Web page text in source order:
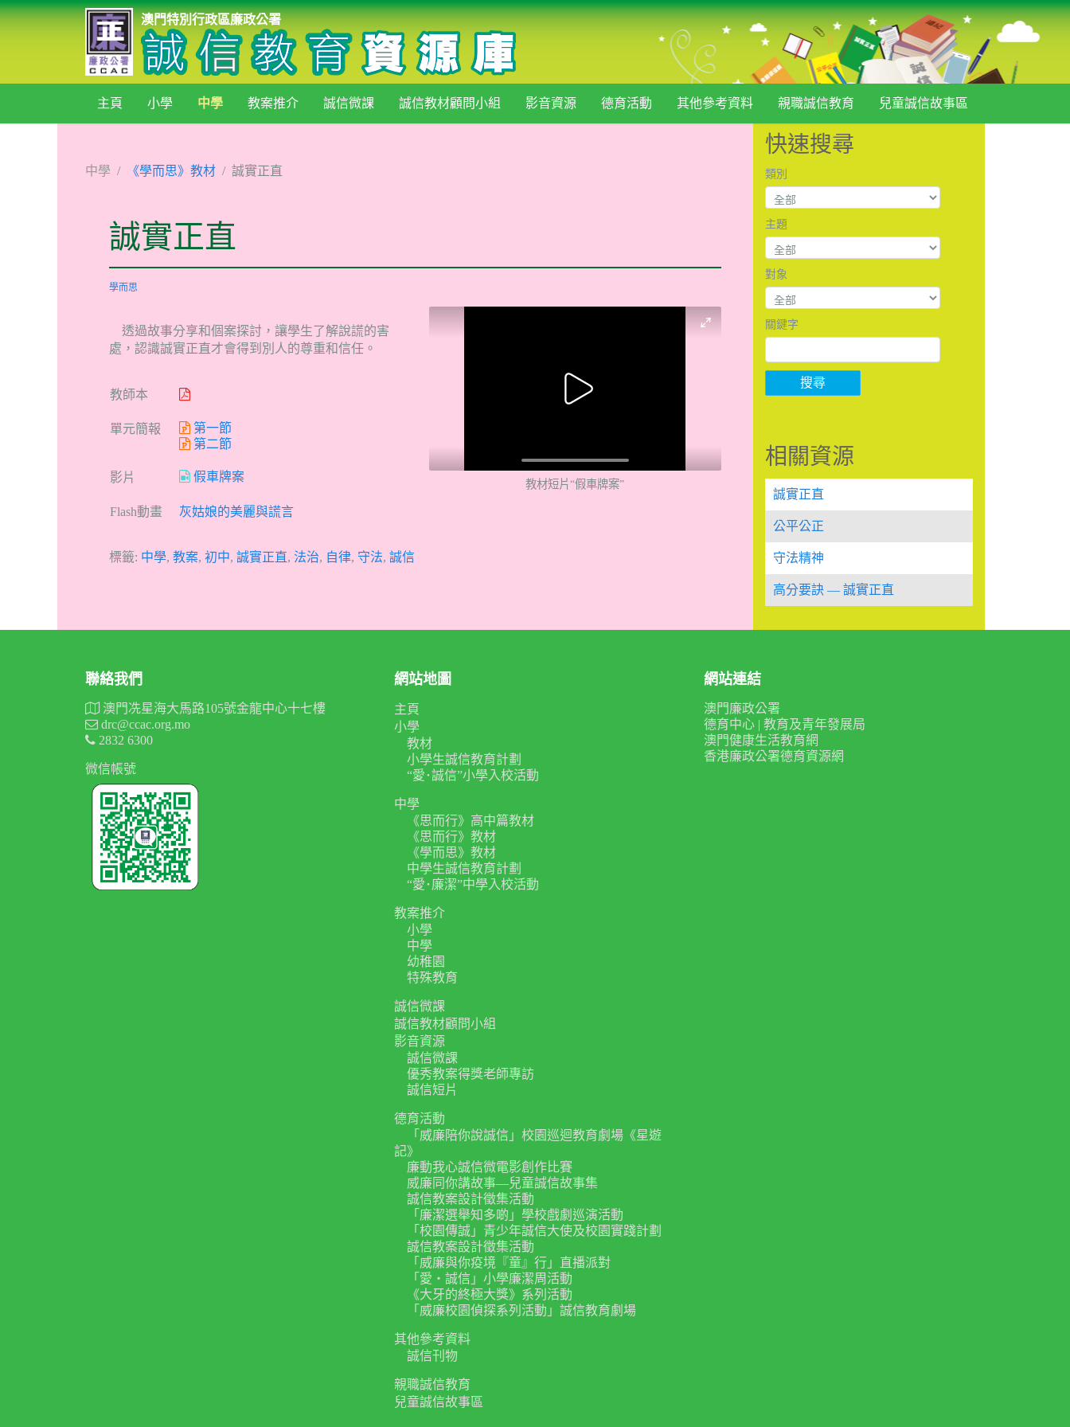
澳門特別行政區廉政公署
主頁 小學 中學 教案推介 誠信微課 誠信教材顧問小組 影音資源 德育活動 其他參考資料 親職誠信教育 兒童誠信故事區
中學 《學而思》教材 誠實正直
誠實正直
學而思
透過故事分享和個案探討，讓學生了解說謊的害
處，認識誠實正直才會得到別人的尊重和信任。
教師本
單元簡報
第一節
第二節
影片 假車牌案
Flash動畫 灰姑娘的美麗與謊言
教材短片“假車牌案”
標籤: 中學, 教案, 初中, 誠實正直, 法治, 自律, 守法, 誠信
快速搜尋
類別
主題
對象
關鍵字
搜尋
相關資源
誠實正直
公平公正
守法精神
高分要訣 — 誠實正直
聯絡我們
澳門冼星海大馬路105號金龍中心十七樓
drc@ccac.org.mo
2832 6300
微信帳號
網站地圖
主頁
小學
教材
小學生誠信教育計劃
“愛･誠信”小學入校活動
中學
《思而行》高中篇教材
《思而行》教材
《學而思》教材
中學生誠信教育計劃
“愛･廉潔”中學入校活動
教案推介
小學
中學
幼稚園
特殊教育
誠信微課
誠信教材顧問小組
影音資源
誠信微課
優秀教案得獎老師專訪
誠信短片
德育活動
「威廉陪你說誠信」校園巡迴教育劇場《星遊
記》
廉動我心誠信微電影創作比賽
威廉同你講故事—兒童誠信故事集
誠信教案設計徵集活動
「廉潔選舉知多啲」學校戲劇巡演活動
「校園傳誠」青少年誠信大使及校園實踐計劃
誠信教案設計徵集活動
「威廉與你疫境『童』行」直播派對
「愛‧誠信」小學廉潔周活動
《大牙的終極大獎》系列活動
「威廉校園偵探系列活動」誠信教育劇場
其他參考資料
誠信刊物
親職誠信教育
兒童誠信故事區
網站連結
澳門廉政公署
德育中心 | 教育及青年發展局
澳門健康生活教育網
香港廉政公署德育資源網